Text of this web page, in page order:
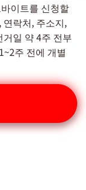
이트를 신청할
락처, 주소지,
일 약 4주 전부
주 전에 개별